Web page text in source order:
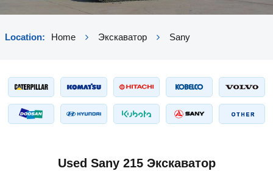
Location: Home Экскаватор Sany
Used Sany 215 Экскаватор